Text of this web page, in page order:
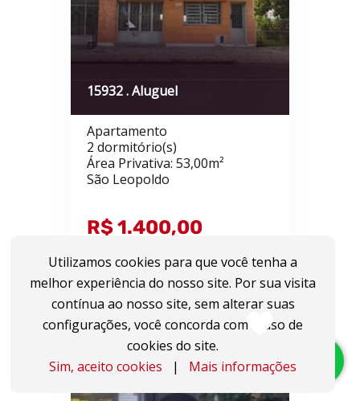
15932 . Aluguel
Apartamento
2 dormitório(s)
Área Privativa: 53,00m²
São Leopoldo
R$ 1.400,00
Utilizamos cookies para que você tenha a
melhor experiência do nosso site. Por sua visita
contínua ao nosso site, sem alterar suas
configurações, você concorda com o uso de
cookies do site.
Sim, aceito cookies | Mais informações